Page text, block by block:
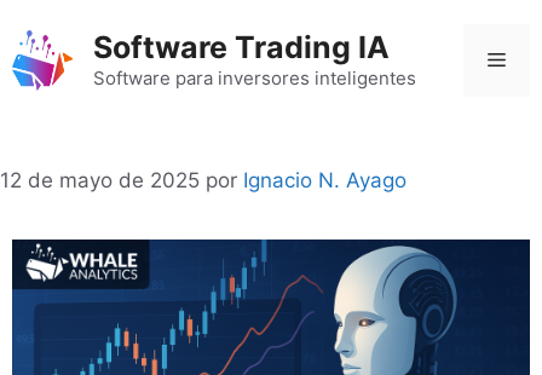
contenido
Software Trading IA
Software para inversores inteligentes
12 de mayo de 2025 por Ignacio N. Ayago